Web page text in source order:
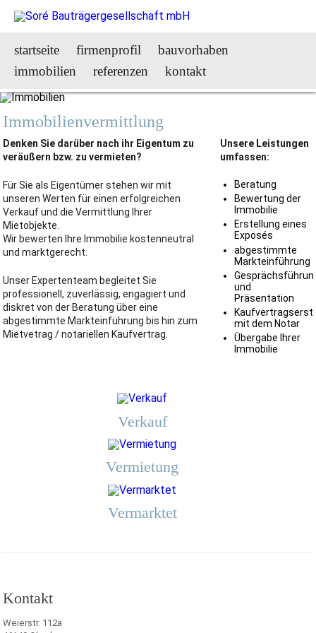
startseite firmenprofil
bauvorhaben
immobilien
referenzen kontakt
IMMOBILIEN
Immobilienvermittlung
Denken Sie darüber nach ihr Eigentum zu
veräußern bzw. zu vermieten?
Für Sie als Eigentümer stehen wir mit
unseren Werten für einen erfolgreichen
Verkauf und die Vermittlung Ihrer
Mietobjekte.
Wir bewerten Ihre Immobilie kostenneutral
und marktgerecht.
Unser Expertenteam begleitet Sie
professionell, zuverlässig, engagiert und
diskret von der Beratung über eine
abgestimmte Markteinführung bis hin zum
Mietvetrag / notariellen Kaufvertrag.
Unsere Leistungen
umfassen:
Beratung
Bewertung der
Immobilie
Erstellung eines
Exposés
abgestimmte
Markteinführung
und
Präsentation
mit dem Notar
Übergabe Ihrer
Immobilie
Verkauf
Vermietung
Vermarktet
Kontakt
Weierstr. 112a